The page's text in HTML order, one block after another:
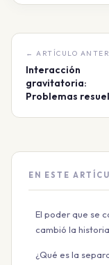
← ARTÍCULO
Interacción
gravitatoria:
Problemas
EN ESTE
El poder que se
cambió la historia
¿Qué es la